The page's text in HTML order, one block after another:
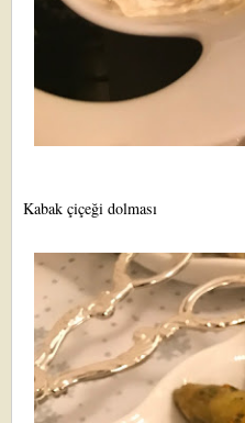
Kabak çiçeği dolması